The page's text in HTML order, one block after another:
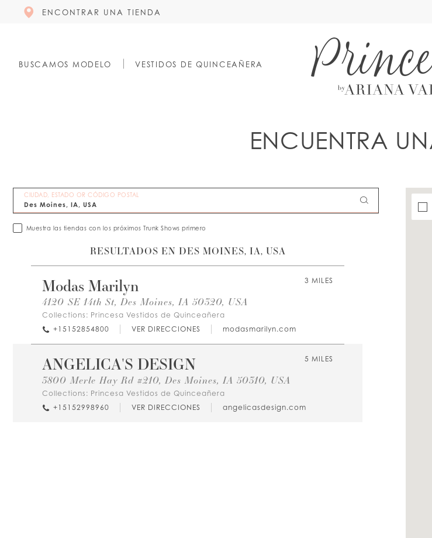
ENCONTRAR UNA TIENDA
BUSCAMOS MODELO VESTIDOS DE QUINCEAÑERA
ENCUENTRA
CIUDAD, ESTADO OR CÓDIGO POSTAL
Muestra las tiendas con los próximos Trunk Shows primero
RESULTADOS EN DES MOINES, IA, USA
3 MILES
Modas Marilyn
4120 SE 14th St, Des Moines, IA 50320, USA
Collections: Princesa Vestidos de Quinceañera
+15152854800
VER DIRECCIONES modasmarilyn.com
5 MILES
ANGELICA'S DESIGN
3800 Merle Hay Rd #210, Des Moines, IA 50310, USA
Collections: Princesa Vestidos de Quinceañera
+15152998960
VER DIRECCIONES angelicasdesign.com